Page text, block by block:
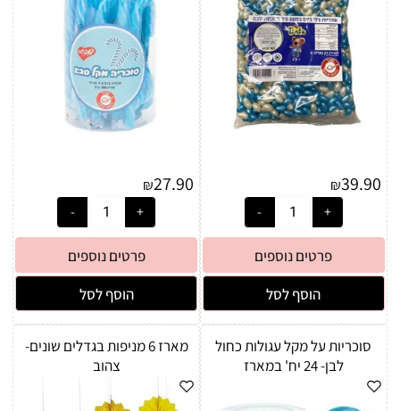
₪39.90
פרטים נוספים
הוסף לסל
₪27.90
פרטים נוספים
הוסף לסל
סוכריות על מקל עגולות כחול
לבן- 24 יח' במארז
מארז 6 מניפות בגדלים שונים-
צהוב